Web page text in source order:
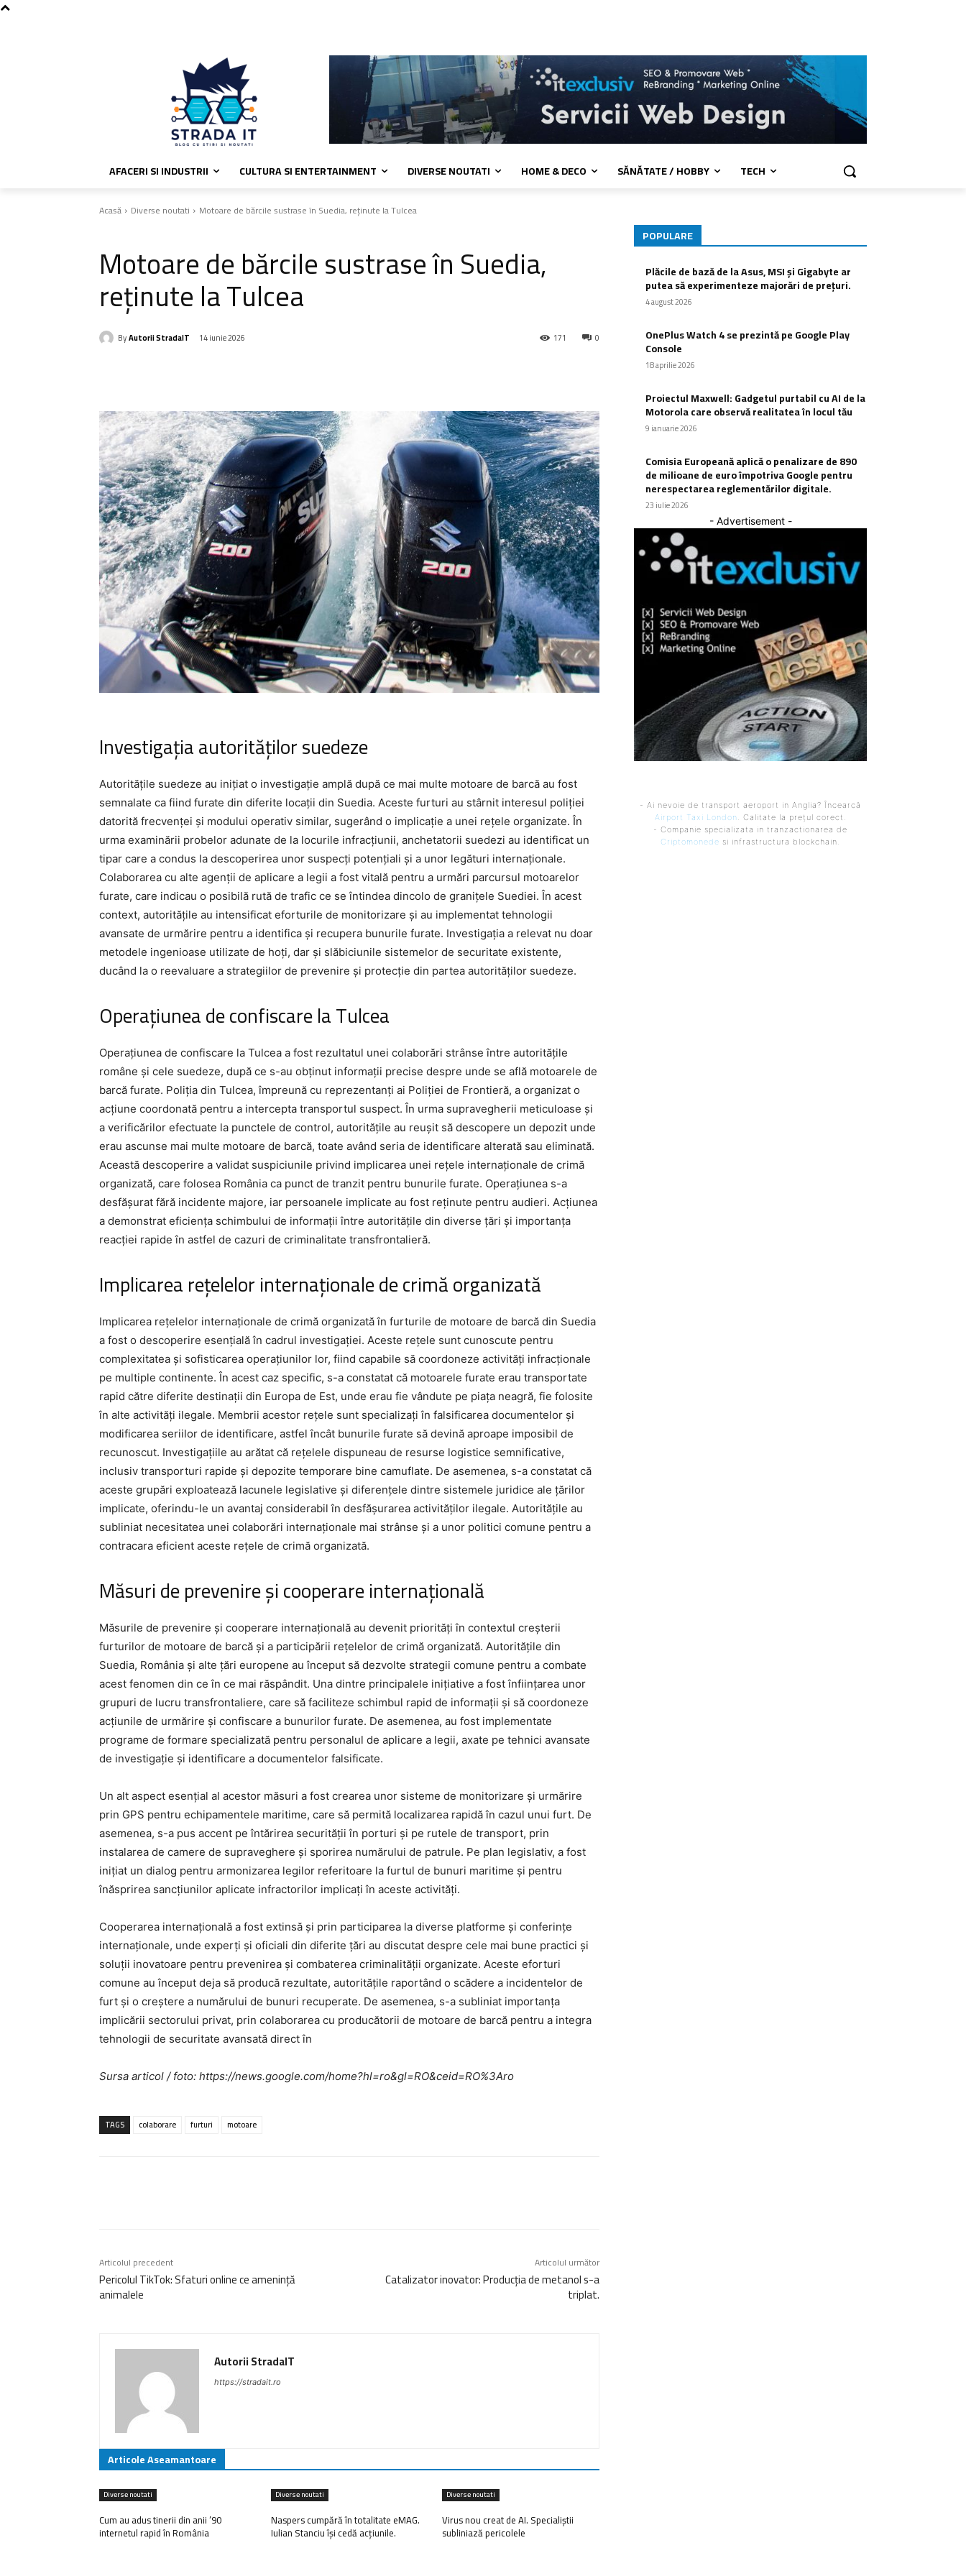
AFACERI SI INDUSTRII CULTURA SI ENTERTAINMENT DIVERSE NOUTATI HOME & DECO SĂNĂTATE / HOBBY TECH
Acasă Diverse noutati Motoare de bărcile sustrase în Suedia, reținute la Tulcea
Motoare de bărcile sustrase în Suedia,
reținute la Tulcea
ByAutorii StradaIT 14 iunie 2026 0
171
Investigația autorităților suedeze
Autoritățile suedeze au inițiat o investigație amplă după ce mai multe motoare de barcă au fost
semnalate ca fiind furate din diferite locații din Suedia. Aceste furturi au stârnit interesul poliției
datorită frecvenței și modului operativ similar, sugerând o implicație a unei rețele organizate. În
urma examinării probelor adunate de la locurile infracțiunii, anchetatorii suedezi au identificat un
tipar care a condus la descoperirea unor suspecți potențiali și a unor legături internaționale.
Colaborarea cu alte agenții de aplicare a legii a fost vitală pentru a urmări parcursul motoarelor
furate, care indicau o posibilă rută de trafic ce se întindea dincolo de granițele Suediei. În acest
context, autoritățile au intensificat eforturile de monitorizare și au implementat tehnologii
avansate de urmărire pentru a identifica și recupera bunurile furate. Investigația a relevat nu doar
metodele ingenioase utilizate de hoți, dar și slăbiciunile sistemelor de securitate existente,
ducând la o reevaluare a strategiilor de prevenire și protecție din partea autorităților suedeze.
Operațiunea de confiscare la Tulcea
Operațiunea de confiscare la Tulcea a fost rezultatul unei colaborări strânse între autoritățile
române și cele suedeze, după ce s-au obținut informații precise despre unde se află motoarele de
barcă furate. Poliția din Tulcea, împreună cu reprezentanți ai Poliției de Frontieră, a organizat o
acțiune coordonată pentru a intercepta transportul suspect. În urma supravegherii meticuloase și
a verificărilor efectuate la punctele de control, autoritățile au reușit să descopere un depozit unde
erau ascunse mai multe motoare de barcă, toate având seria de identificare alterată sau eliminată.
Această descoperire a validat suspiciunile privind implicarea unei rețele internaționale de crimă
organizată, care folosea România ca punct de tranzit pentru bunurile furate. Operațiunea s-a
desfășurat fără incidente majore, iar persoanele implicate au fost reținute pentru audieri. Acțiunea
a demonstrat eficiența schimbului de informații între autoritățile din diverse țări și importanța
reacției rapide în astfel de cazuri de criminalitate transfrontalieră.
Implicarea rețelelor internaționale de crimă organizată
Implicarea rețelelor internaționale de crimă organizată în furturile de motoare de barcă din Suedia
a fost o descoperire esențială în cadrul investigației. Aceste rețele sunt cunoscute pentru
complexitatea și sofisticarea operațiunilor lor, fiind capabile să coordoneze activități infracționale
pe multiple continente. În acest caz specific, s-a constatat că motoarele furate erau transportate
rapid către diferite destinații din Europa de Est, unde erau fie vândute pe piața neagră, fie folosite
în alte activități ilegale. Membrii acestor rețele sunt specializați în falsificarea documentelor și
modificarea seriilor de identificare, astfel încât bunurile furate să devină aproape imposibil de
recunoscut. Investigațiile au arătat că rețelele dispuneau de resurse logistice semnificative,
inclusiv transporturi rapide și depozite temporare bine camuflate. De asemenea, s-a constatat că
aceste grupări exploatează lacunele legislative și diferențele dintre sistemele juridice ale țărilor
implicate, oferindu-le un avantaj considerabil în desfășurarea activităților ilegale. Autoritățile au
subliniat necesitatea unei colaborări internaționale mai strânse și a unor politici comune pentru a
contracara eficient aceste rețele de crimă organizată.
Măsuri de prevenire și cooperare internațională
Măsurile de prevenire și cooperare internațională au devenit priorități în contextul creșterii
furturilor de motoare de barcă și a participării rețelelor de crimă organizată. Autoritățile din
Suedia, România și alte țări europene au început să dezvolte strategii comune pentru a combate
acest fenomen din ce în ce mai răspândit. Una dintre principalele inițiative a fost înființarea unor
grupuri de lucru transfrontaliere, care să faciliteze schimbul rapid de informații și să coordoneze
acțiunile de urmărire și confiscare a bunurilor furate. De asemenea, au fost implementate
programe de formare specializată pentru personalul de aplicare a legii, axate pe tehnici avansate
de investigație și identificare a documentelor falsificate.
Un alt aspect esențial al acestor măsuri a fost crearea unor sisteme de monitorizare și urmărire
prin GPS pentru echipamentele maritime, care să permită localizarea rapidă în cazul unui furt. De
asemenea, s-a pus accent pe întărirea securității în porturi și pe rutele de transport, prin
instalarea de camere de supraveghere și sporirea numărului de patrule. Pe plan legislativ, a fost
inițiat un dialog pentru armonizarea legilor referitoare la furtul de bunuri maritime și pentru
înăsprirea sancțiunilor aplicate infractorilor implicați în aceste activități.
Cooperarea internațională a fost extinsă și prin participarea la diverse platforme și conferințe
internaționale, unde experți și oficiali din diferite țări au discutat despre cele mai bune practici și
soluții inovatoare pentru prevenirea și combaterea criminalității organizate. Aceste eforturi
comune au început deja să producă rezultate, autoritățile raportând o scădere a incidentelor de
furt și o creștere a numărului de bunuri recuperate. De asemenea, s-a subliniat importanța
implicării sectorului privat, prin colaborarea cu producătorii de motoare de barcă pentru a integra
tehnologii de securitate avansată direct în
Sursa articol / foto: https://news.google.com/home?hl=ro&gl=RO&ceid=RO%3Aro
TAGS colaborare furturi motoare
Articolul precedent
Pericolul TikTok: Sfaturi online ce amenință
animalele
Articolul următor
Catalizator inovator: Producția de metanol s-a
triplat.
Autorii StradaIT
https://stradait.ro
Articole Aseamantoare
Diverse noutati
Cum au adus tinerii din anii ’90
internetul rapid în România
Diverse noutati
Naspers cumpără în totalitate eMAG.
Iulian Stanciu își cedă acțiunile.
Diverse noutati
Virus nou creat de AI. Specialiștii
subliniază pericolele
POPULARE
Plăcile de bază de la Asus, MSI și Gigabyte ar
putea să experimenteze majorări de prețuri.
4 august 2026
OnePlus Watch 4 se prezintă pe Google Play
Console
18 aprilie 2026
Proiectul Maxwell: Gadgetul purtabil cu AI de la
Motorola care observă realitatea în locul tău
9 ianuarie 2026
Comisia Europeană aplică o penalizare de 890
de milioane de euro împotriva Google pentru
nerespectarea reglementărilor digitale.
23 iulie 2026
- Advertisement -
- Ai nevoie de transport aeroport in Anglia? Încearcă
Airport Taxi London. Calitate la prețul corect.
- Companie specializata in tranzactionarea de
Criptomonede si infrastructura blockchain.